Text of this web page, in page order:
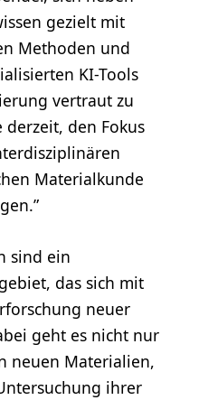
gezielt mit
Methoden und
KI-Tools
vertraut zu
derzeit, den Fokus
Materialkunde
sind ein
das sich mit
neuer
geht es nicht nur
neuen Materialien,
ihrer